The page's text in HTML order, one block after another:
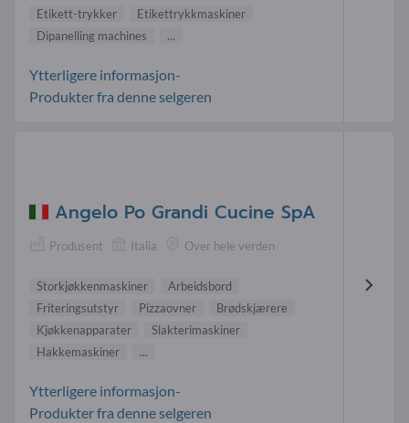
Etikett-trykker
Etikettrykkmaskiner
Dipanelling machines
...
Ytterligere informasjon-
Produkter fra denne selgeren
Angelo Po Grandi Cucine SpA
Produsent Italia Over hele verden
Storkjøkkenmaskiner
Arbeidsbord
Friteringsutstyr
Pizzaovner
Brødskjærere
Kjøkkenapparater
Slakterimaskiner
Hakkemaskiner
...
Ytterligere informasjon-
Produkter fra denne selgeren